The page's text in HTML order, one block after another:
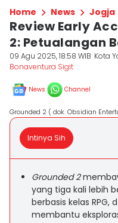
Home News Jogja
Review Early
2: Petualangan
09 Agu 2025, 18:58 WIB Kota
Bonaventura Sigit
News Channel
Grounded 2 ( dok. Obsidian
Intinya Sih
Grounded 2
yang tiga kali lebih
berbasis kelas RPG,
membantu